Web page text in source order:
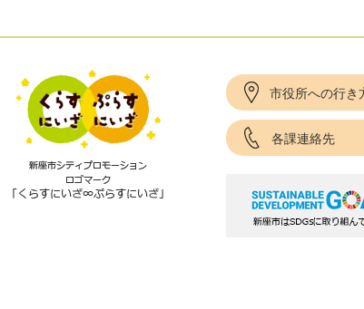
市役所への行き
各課連絡先